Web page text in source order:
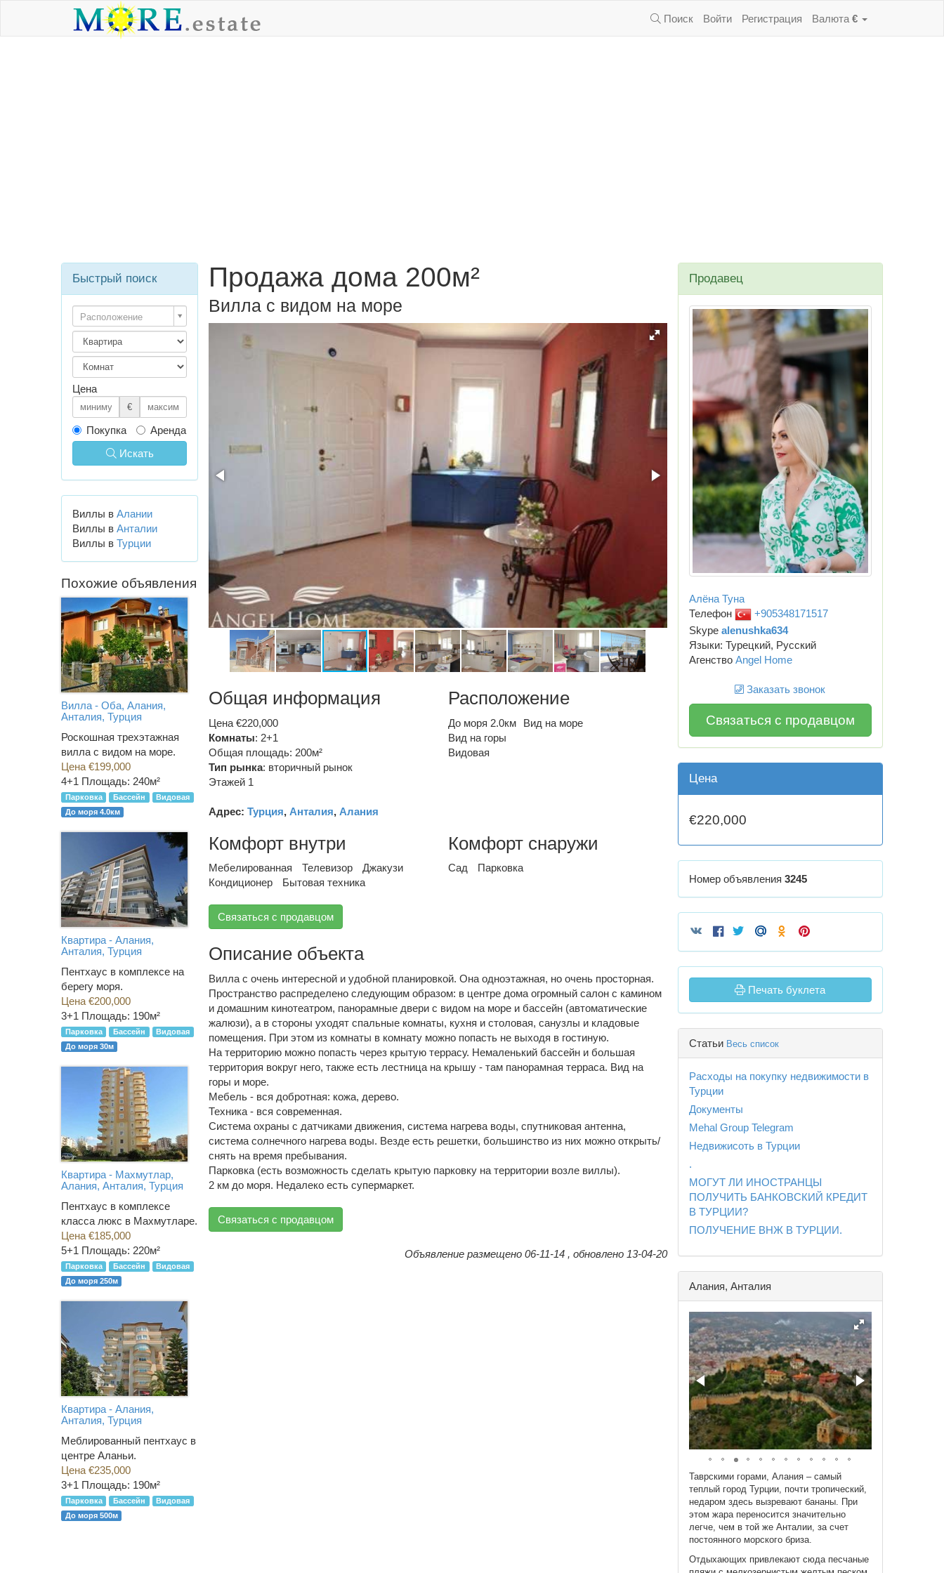
Поиск Войти Регистрация Валюта €
Продажа дома 200м²
Вилла с видом на море
Общая информация
Цена €220,000
Комнаты: 2+1
Общая площадь: 200м²
Тип рынка: вторичный рынок
Этажей 1
Адрес: Турция, Анталия, Алания
Расположение
До моря 2.0км
Вид на море
Вид на горы
Видовая
Комфорт внутри
Мебелированная Телевизор
Джакузи
Кондиционер
Бытовая техника
Комфорт снаружи
Сад Парковка
Связаться с продавцом
Описание объекта
Вилла с очень интересной и удобной планировкой. Она одноэтажная, но очень просторная.
Пространство распределено следующим образом: в центре дома огромный салон с камином
и домашним кинотеатром, панорамные двери с видом на море и бассейн (автоматические
жалюзи), а в стороны уходят спальные комнаты, кухня и столовая, санузлы и кладовые
помещения. При этом из комнаты в комнату можно попасть не выходя в гостиную.
На территорию можно попасть через крытую террасу. Немаленький бассейн и большая
территория вокруг него, также есть лестница на крышу - там панорамная терраса. Вид на
горы и море.
Мебель - вся добротная: кожа, дерево.
Техника - вся современная.
Система охраны с датчиками движения, система нагрева воды, спутниковая антенна,
система солнечного нагрева воды. Везде есть решетки, большинство из них можно открыть/
снять на время пребывания.
Парковка (есть возможность сделать крытую парковку на территории возле виллы).
2 км до моря. Недалеко есть супермаркет.
Связаться с продавцом
Объявление размещено 06-11-14 , обновлено 13-04-20
Продавец
Алёна Туна
Телефон
+905348171517
Skype alenushka634
Языки: Турецкий, Русский
Агенство Angel Home
Заказать звонок
Связаться с продавцом
Цена
€220,000
Номер объявления 3245
Печать буклета
Статьи Весь список
Расходы на покупку недвижимости в
Турции
Документы
Mehal Group Telegram
Недвижисоть в Турции
.
МОГУТ ЛИ ИНОСТРАНЦЫ
ПОЛУЧИТЬ БАНКОВСКИЙ КРЕДИТ
В ТУРЦИИ?
ПОЛУЧЕНИЕ ВНЖ В ТУРЦИИ.
Алания, Анталия
Таврскими горами, Алания – самый
теплый город Турции, почти тропический,
недаром здесь вызревают бананы. При
этом жара переносится значительно
легче, чем в той же Анталии, за счет
постоянного морского бриза.
Отдыхающих привлекают сюда песчаные
Быстрый поиск
Расположение
Цена
€
Покупка
Аренда
Искать
Виллы в Алании
Виллы в Анталии
Виллы в Турции
Похожие объявления
Вилла - Оба, Алания,
Анталия, Турция
Роскошная трехэтажная
вилла с видом на море.
Цена €199,000
4+1 Площадь: 240м²
Парковка Бассейн
Видовая
До моря 4.0км
Квартира - Алания,
Анталия, Турция
Пентхаус в комплексе на
берегу моря.
Цена €200,000
3+1 Площадь: 190м²
Парковка Бассейн
Видовая
До моря 30м
Квартира - Махмутлар,
Алания, Анталия, Турция
Пентхаус в комплексе
класса люкс в Махмутларе.
Цена €185,000
5+1 Площадь: 220м²
Парковка Бассейн
Видовая
До моря 250м
Квартира - Алания,
Анталия, Турция
Меблированный пентхаус в
центре Аланьи.
Цена €235,000
3+1 Площадь: 190м²
Парковка Бассейн
Видовая
До моря 500м